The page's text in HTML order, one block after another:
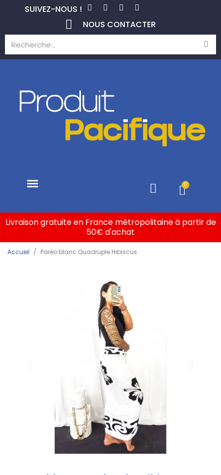
SUIVEZ-NOUS !
NOUS CONTACTER
Livraison gratuite en France métropolitaine à partir de
50€ d'achat
Accueil Paréo blanc Quadruple Hibiscus